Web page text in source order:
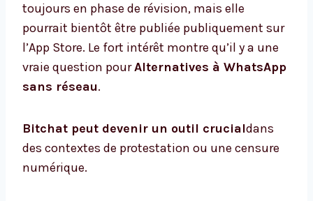
toujours en phase de révision, mais elle
pourrait bientôt être publiée publiquement sur
l’App Store. Le fort intérêt montre qu’il y a une
vraie question pourAlternatives à WhatsApp
sans réseau.
Bitchat peut devenir un outil crucialdans
des contextes de protestation ou une censure
numérique.